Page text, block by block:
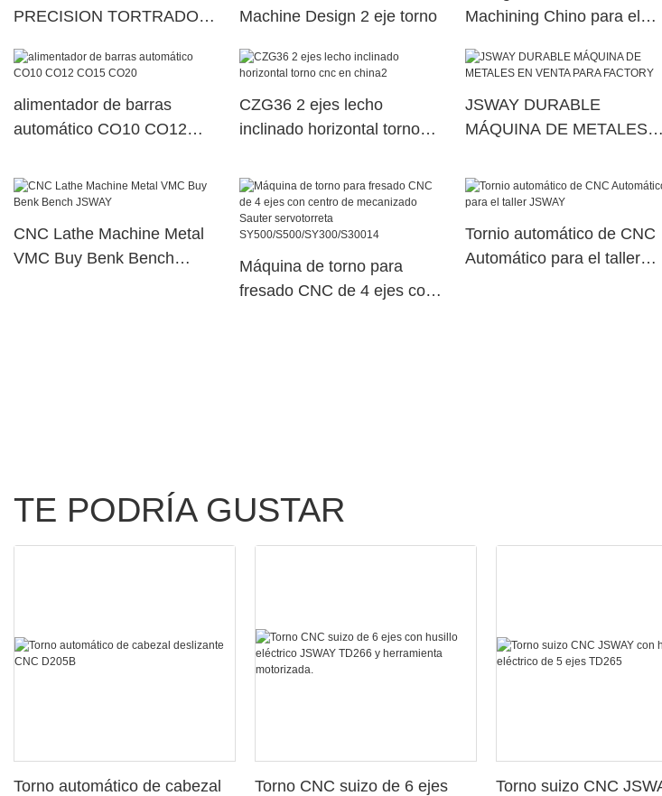
PRECISION TORTRADOR
Machine Design 2 eje torno
Machining Chino para el
alimentador de barras
automático CO10 CO12
CZG36 2 ejes lecho
inclinado horizontal torno
JSWAY DURABLE
MÁQUINA DE METALES
FACTORY
CNC Lathe Machine Metal
VMC Buy Benk Bench
Máquina de torno para
fresado CNC de 4 ejes con
Tornio automático de CNC
Automático para el taller
TE PODRÍA GUSTAR
Torno automático de cabezal
Torno CNC suizo de 6 ejes
Torno suizo CNC